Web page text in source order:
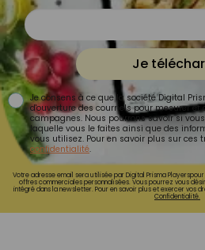
Je
Je consens à ce que la société Digital
d'ouverture des courriels pour mesurer
campagnes. Nous pourrons savoir si
laquelle vous le faites ainsi que des
vous utilisez. Pour en savoir plus sur ces
confidentialité.
Votre adresse email sera utilisée par Digital Prisma
offres commerciales personnalisées. Vous pourrez vous
intégré dans la newsletter. Pour en savoir plus et exercer vos
Confidentialité.